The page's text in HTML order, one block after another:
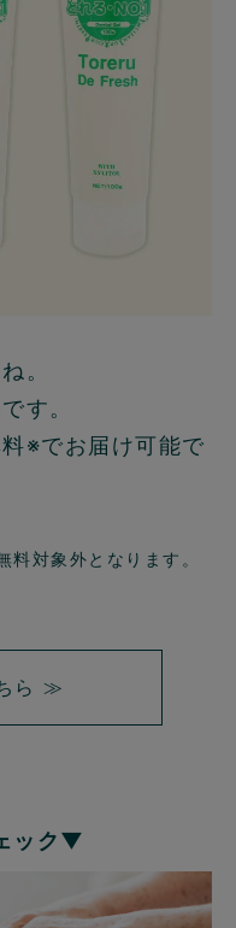
。
す。
※でお届け可能で
対象外となります。
ら ≫
ック▼